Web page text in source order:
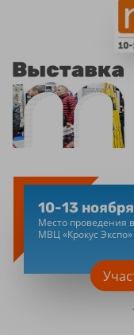
10-13
Место проведения
МВЦ «Крокус Экспо»